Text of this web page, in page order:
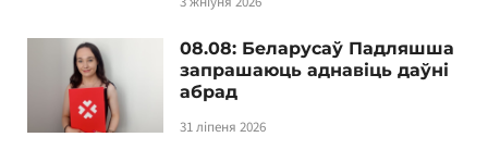
08.08: Беларусаў Падляшша
запрашаюць аднавіць даўні
абрад
31 ліпеня 2026